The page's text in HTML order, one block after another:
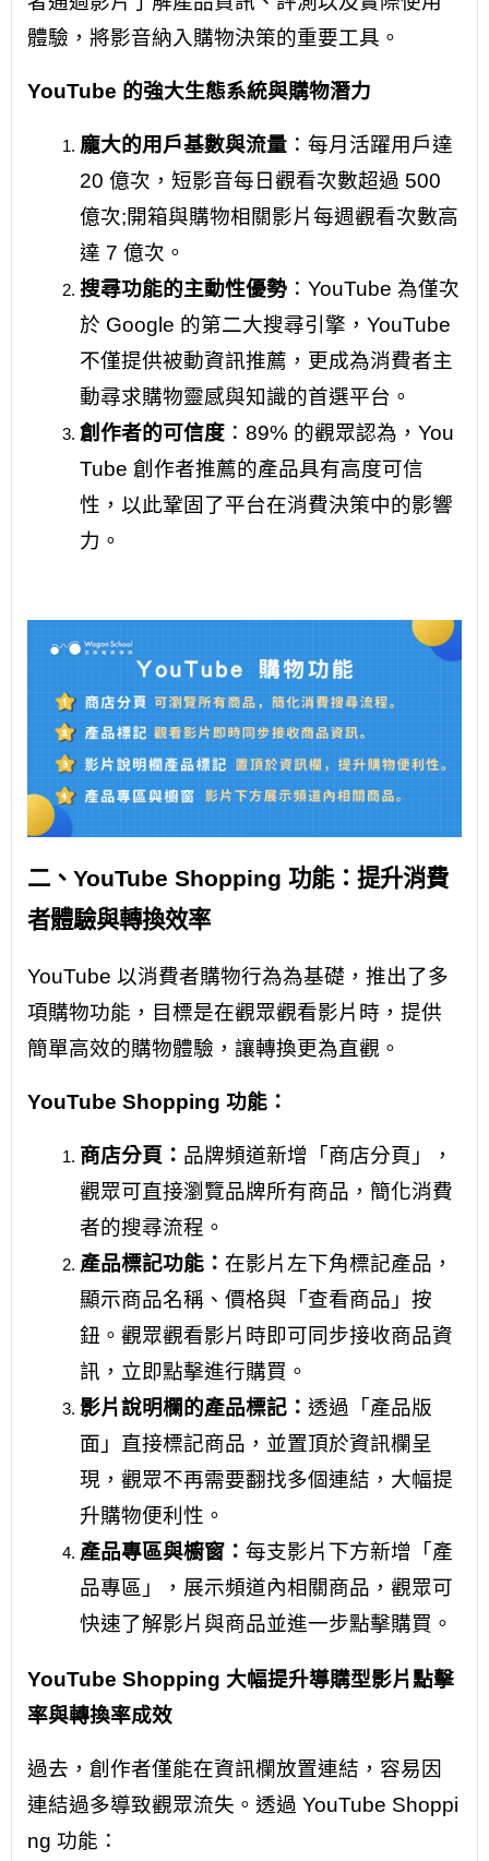
體驗，將影音納入購物決策的重要工具。
YouTube 的強大生態系統與購物潛力
龐大的用戶基數與流量 ：每月活躍用戶達
20 億次，短影音每日觀看次數超過 500
億次;開箱與購物相關影片每週觀看次數高
達 7 億次。
搜尋功能的主動性優勢 ：YouTube 為僅次
於 Google 的第二大搜尋引擎，YouTube
不僅提供被動資訊推薦，更成為消費者主
動尋求購物靈感與知識的首選平台。
創作者的可信度 ：89% 的觀眾認為，You
Tube 創作者推薦的產品具有高度可信
性，以此鞏固了平台在消費決策中的影響
力。
二、YouTube Shopping 功能：提升消費
者體驗與轉換效率
YouTube 以消費者購物行為為基礎，推出了多
項購物功能，目標是在觀眾觀看影片時，提供
簡單高效的購物體驗，讓轉換更為直觀。
YouTube Shopping 功能：
商店分頁： 品牌頻道新增「商店分頁」，
觀眾可直接瀏覽品牌所有商品，簡化消費
者的搜尋流程。
產品標記功能： 在影片左下角標記產品，
顯示商品名稱、價格與「查看商品」按
鈕。觀眾觀看影片時即可同步接收商品資
訊，立即點擊進行購買。
影片說明欄的產品標記： 透過「產品版
面」直接標記商品，並置頂於資訊欄呈
現，觀眾不再需要翻找多個連結，大幅提
升購物便利性。
產品專區與櫥窗： 每支影片下方新增「產
品專區」，展示頻道內相關商品，觀眾可
快速了解影片與商品並進一步點擊購買。
YouTube Shopping 大幅提升導購型影片點擊
率與轉換率成效
過去，創作者僅能在資訊欄放置連結，容易因
連結過多導致觀眾流失。 透過 YouTube Shoppi
ng 功能：